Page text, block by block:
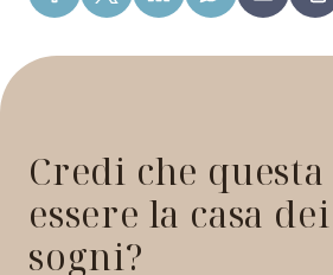
Credi che
essere la casa
sogni?